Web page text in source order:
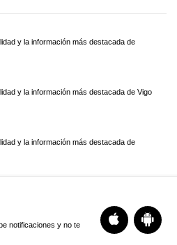
y la información más destacada de
y la información más destacada de Vigo
y la información más destacada de
notificaciones y no te